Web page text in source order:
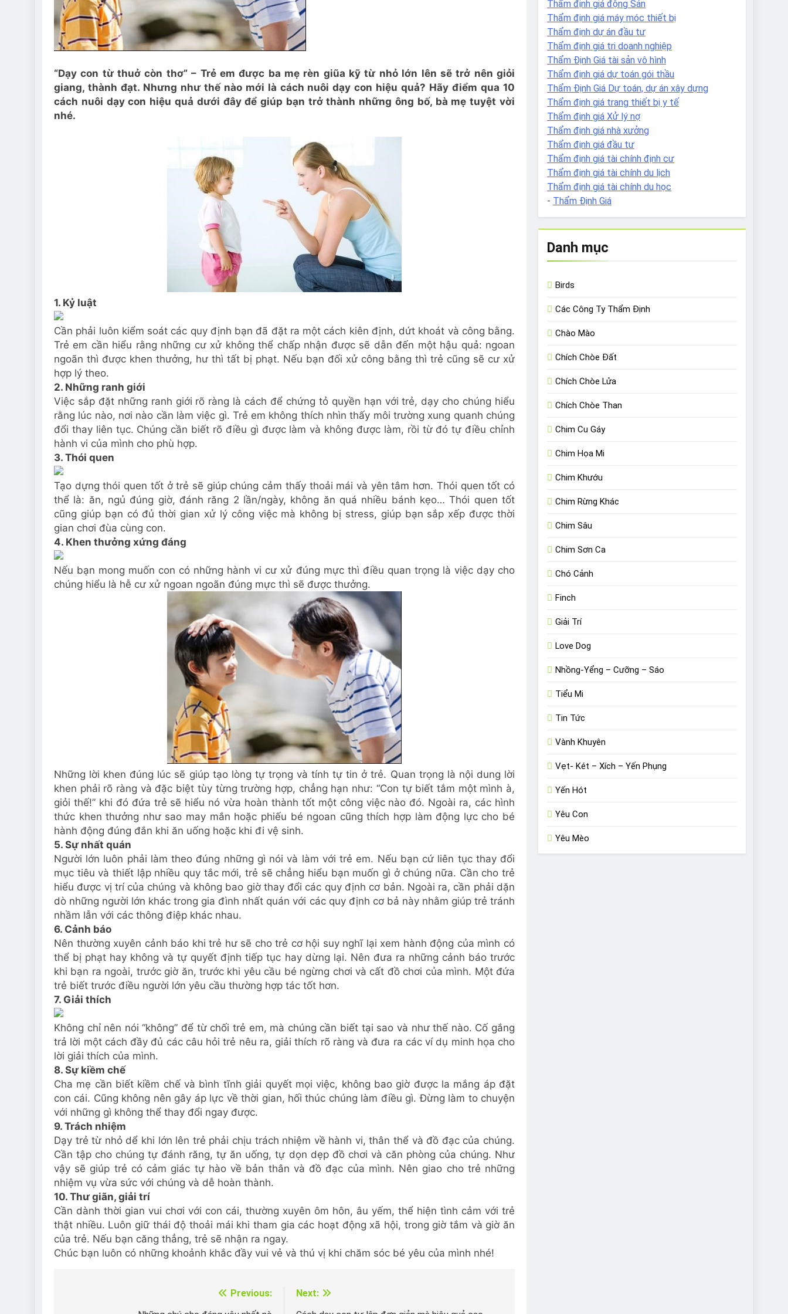
“Dạy con từ thuở còn thơ” – Trẻ em được ba mẹ rèn giũa kỹ từ nhỏ lớn lên sẽ trở nên giỏi
giang, thành đạt. Nhưng như thế nào mới là cách nuôi dạy con hiệu quả? Hãy điểm qua 10
cách nuôi dạy con hiệu quả dưới đây để giúp bạn trở thành những ông bố, bà mẹ tuyệt vời
nhé.
1. Kỷ luật
Cần phải luôn kiểm soát các quy định bạn đã đặt ra một cách kiên định, dứt khoát và công bằng.
Trẻ em cần hiểu rằng những cư xử không thể chấp nhận được sẽ dẫn đến một hậu quả: ngoan
ngoãn thì được khen thưởng, hư thì tất bị phạt. Nếu bạn đối xử công bằng thì trẻ cũng sẽ cư xử
hợp lý theo.
2. Những ranh giới
Việc sắp đặt những ranh giới rõ ràng là cách để chứng tỏ quyền hạn với trẻ, dạy cho chúng hiểu
rằng lúc nào, nơi nào cần làm việc gì. Trẻ em không thích nhìn thấy môi trường xung quanh chúng
đổi thay liên tục. Chúng cần biết rõ điều gì được làm và không được làm, rồi từ đó tự điều chỉnh
hành vi của mình cho phù hợp.
3. Thói quen
Tạo dựng thói quen tốt ở trẻ sẽ giúp chúng cảm thấy thoải mái và yên tâm hơn. Thói quen tốt có
thể là: ăn, ngủ đúng giờ, đánh răng 2 lần/ngày, không ăn quá nhiều bánh kẹo… Thói quen tốt
cũng giúp bạn có đủ thời gian xử lý công việc mà không bị stress, giúp bạn sắp xếp được thời
gian chơi đùa cùng con.
4. Khen thưởng xứng đáng
Nếu bạn mong muốn con có những hành vi cư xử đúng mực thì điều quan trọng là việc dạy cho
chúng hiểu là hễ cư xử ngoan ngoãn đúng mực thì sẽ được thưởng.
Những lời khen đúng lúc sẽ giúp tạo lòng tự trọng và tính tự tin ở trẻ. Quan trọng là nội dung lời
khen phải rõ ràng và đặc biệt tùy từng trường hợp, chẳng hạn như: “Con tự biết tắm một mình à,
giỏi thế!” khi đó đứa trẻ sẽ hiểu nó vừa hoàn thành tốt một công việc nào đó. Ngoài ra, các hình
thức khen thưởng như sao may mắn hoặc phiếu bé ngoan cũng thích hợp làm động lực cho bé
hành động đúng đắn khi ăn uống hoặc khi đi vệ sinh.
5. Sự nhất quán
Người lớn luôn phải làm theo đúng những gì nói và làm với trẻ em. Nếu bạn cứ liên tục thay đổi
mục tiêu và thiết lập nhiều quy tắc mới, trẻ sẽ chẳng hiểu bạn muốn gì ở chúng nữa. Cần cho trẻ
hiểu được vị trí của chúng và không bao giờ thay đổi các quy định cơ bản. Ngoài ra, cần phải dặn
dò những người lớn khác trong gia đình nhất quán với các quy định cơ bả này nhằm giúp trẻ tránh
nhầm lẫn với các thông điệp khác nhau.
6. Cảnh báo
Nên thường xuyên cảnh báo khi trẻ hư sẽ cho trẻ cơ hội suy nghĩ lại xem hành động của mình có
thể bị phạt hay không và tự quyết định tiếp tục hay dừng lại. Nên đưa ra những cảnh báo trước
khi bạn ra ngoài, trước giờ ăn, trước khi yêu cầu bé ngừng chơi và cất đồ chơi của mình. Một đứa
trẻ biết trước điều người lớn yêu cầu thường hợp tác tốt hơn.
7. Giải thích
Không chỉ nên nói “không” để từ chối trẻ em, mà chúng cần biết tại sao và như thế nào. Cố gắng
trả lời một cách đầy đủ các câu hỏi trẻ nêu ra, giải thích rõ ràng và đưa ra các ví dụ minh họa cho
lời giải thích của mình.
8. Sự kiềm chế
Cha mẹ cần biết kiềm chế và bình tĩnh giải quyết mọi việc, không bao giờ được la mắng áp đặt
con cái. Cũng không nên gây áp lực về thời gian, hối thúc chúng làm điều gì. Đừng làm to chuyện
với những gì không thể thay đổi ngay được.
9. Trách nhiệm
Dạy trẻ từ nhỏ dể khi lớn lên trẻ phải chịu trách nhiệm về hành vi, thân thể và đồ đạc của chúng.
Cần tập cho chúng tự đánh răng, tự ăn uống, tự dọn dẹp đồ chơi và căn phòng của chúng. Như
vậy sẽ giúp trẻ có cảm giác tự hào về bản thân và đồ đạc của mình. Nên giao cho trẻ những
nhiệm vụ vừa sức với chúng và dễ hoàn thành.
10. Thư giãn, giải trí
Cần dành thời gian vui chơi với con cái, thường xuyên ôm hôn, âu yếm, thể hiện tình cảm với trẻ
thật nhiều. Luôn giữ thái độ thoải mái khi tham gia các hoạt động xã hội, trong giờ tắm và giờ ăn
của trẻ. Nếu bạn căng thẳng, trẻ sẽ nhận ra ngay.
Chúc bạn luôn có những khoảnh khắc đầy vui vẻ và thú vị khi chăm sóc bé yêu của mình nhé!
Previous:
Next:
Thẩm định giá động Sản
Thẩm định giá máy móc thiết bị
Thẩm định dự án đầu tư
Thẩm định giá tri doanh nghiệp
Thẩm Định Giá tài sản vô hình
Thẩm định giá dự toán gói thầu
Thẩm Định Giá Dự toán, dự án xây dựng
Thẩm định giá trang thiết bị y tế
Thẩm định giá Xử lý nợ
Thẩm định giá nhà xưởng
Thẩm định giá đầu tư
Thẩm định giá tài chính định cư
Thẩm định giá tài chính du lịch
Thẩm định giá tài chính du học
- Thẩm Định Giá
Danh mục
Birds
Các Công Ty Thẩm Định
Chào Mào
Chích Chòe Đất
Chích Chòe Lửa
Chích Chòe Than
Chim Cu Gáy
Chim Họa Mi
Chim Khướu
Chim Rừng Khác
Chim Sâu
Chim Sơn Ca
Chó Cảnh
Finch
Giải Trí
Love Dog
Nhồng-Yểng – Cưỡng – Sáo
Tiểu Mi
Tin Tức
Vành Khuyên
Vẹt- Két – Xích – Yến Phụng
Yến Hót
Yêu Con
Yêu Mèo